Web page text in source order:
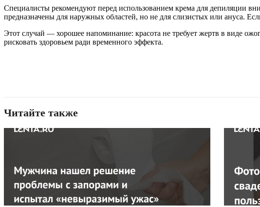
Специалисты рекомендуют перед использованием крема для депиляции
предназначены для наружных областей, но не для слизистых или ануса.
Этот случай — хорошее напоминание: красота не требует жертв в виде
рисковать здоровьем ради временного эффекта.
Читайте также